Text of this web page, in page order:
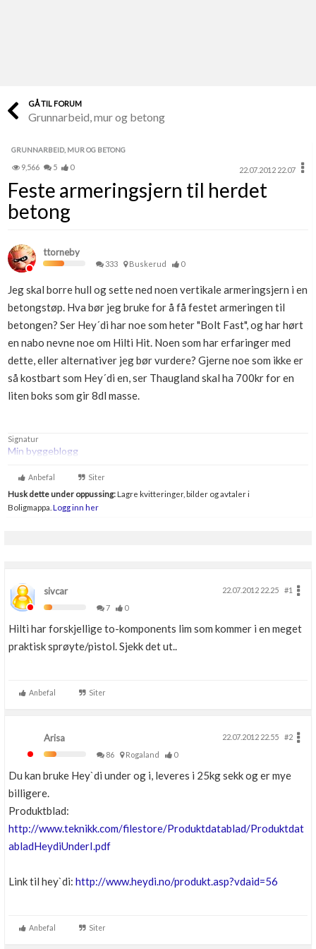
Finn håndverkere
Papirer som mangler
Skaff dokumentasjon som mangler
Kundeservice
Se din bolig? Klikk her
Boligmappa+
Få mer ut av Boligmappa
GÅ TIL FORUM
Grunnarbeid, mur og betong
GRUNNARBEID, MUR OG BETONG
9,566 5 0 22.07.2012 22.07
Feste armeringsjern til herdet
betong
ttorneby
333 Buskerud 0
Jeg skal borre hull og sette ned noen vertikale armeringsjern i en
betongstøp. Hva bør jeg bruke for å få festet armeringen til
betongen? Ser Hey´di har noe som heter "Bolt Fast", og har hørt
en nabo nevne noe om Hilti Hit. Noen som har erfaringer med
dette, eller alternativer jeg bør vurdere? Gjerne noe som ikke er
så kostbart som Hey´di en, ser Thaugland skal ha 700kr for en
liten boks som gir 8dl masse.
Signatur
Min byggeblogg
Anbefal Siter
Husk dette under oppussing:Lagre kvitteringer, bilder og avtaler i
Boligmappa. Logg inn her
sivcar 22.07.2012 22.25
#1
7
0
Hilti har forskjellige to-komponents lim som kommer i en meget
praktisk sprøyte/pistol. Sjekk det ut..
Anbefal Siter
Arisa 22.07.2012 22.55
#2
86
Rogaland 0
Du kan bruke Hey`di under og i, leveres i 25kg sekk og er mye
billigere.
Produktblad:
http://www.teknikk.com/filestore/Produktdatablad/Produktdat
abladHeydiUnderI.pdf
Link til hey`di: http://www.heydi.no/produkt.asp?vdaid=56
Anbefal Siter